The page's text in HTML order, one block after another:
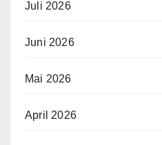
Juli 2026
Juni 2026
Mai 2026
April 2026